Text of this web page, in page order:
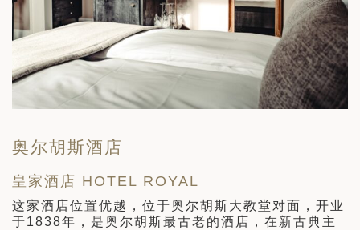
奥尔胡斯酒店
皇家酒店 HOTEL ROYAL
这家酒店位置优越，位于奥尔胡斯大教堂对面，开业
于1838年，是奥尔胡斯最古老的酒店，在新古典主